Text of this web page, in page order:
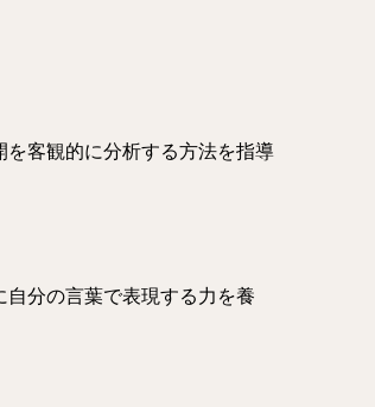
客観的に分析する方法を指導
分の言葉で表現する力を養